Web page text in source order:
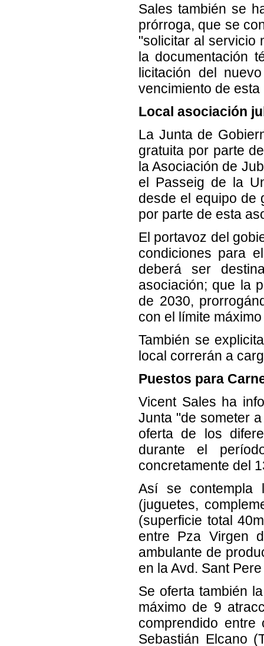
Sales también se
prórroga, que se
"solicitar al servicio
la documentación
licitación del
vencimiento de
Local asociación
La Junta de
gratuita por parte
la Asociación de
el Passeig de la
desde el equipo de
por parte de esta
El portavoz del
condiciones para
deberá ser
asociación; que la
de 2030,
con el límite
También se
local correrán a
Puestos para
Vicent Sales ha
Junta "de someter
oferta de los
durante el
concretamente del
Así se contempla
(juguetes,
(superficie total
entre Pza Virgen
ambulante de
en la Avd. Sant
Se oferta también
máximo de 9
comprendido
Sebastián Elcano